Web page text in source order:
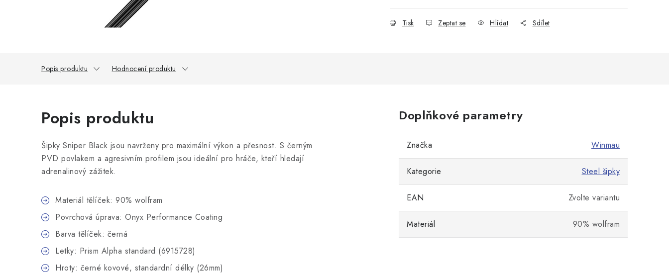
Tisk Zeptat se Hlídat Sdílet
Popis produktu Hodnocení produktu
Popis produktu
Šipky Sniper Black jsou navrženy pro maximální výkon a přesnost. S černým
PVD povlakem a agresivním profilem jsou ideální pro hráče, kteří hledají
adrenalinový zážitek.
Materiál tělíček: 90% wolfram
Povrchová úprava: Onyx Performance Coating
Barva tělíček: černá
Letky: Prism Alpha standard (6915728)
Hroty: černé kovové, standardní délky (26mm)
Doplňkové parametry
Značka Winmau
Kategorie Steel šipky
EAN Zvolte variantu
Materiál 90% wolfram